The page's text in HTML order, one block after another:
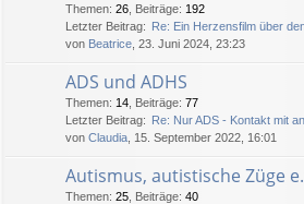
Themen: 26 Beiträge: 192
Letzter Beitrag: Re: Ein Herzensfilm über
von Beatrice , 23. Juni 2024, 23:23
ADS und ADHS
Themen: 14 Beiträge: 77
Letzter Beitrag: Re: Nur ADS - Kontakt mit
von Claudia , 15. September 2022, 16:01
Autismus, autistische Züge
Themen: 25 Beiträge: 40